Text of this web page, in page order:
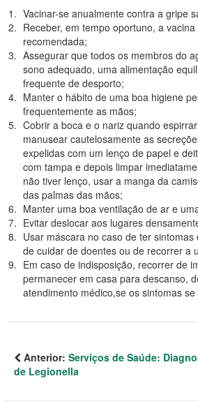
Vacinar-se anualmente contra a gripe
Receber, em tempo oportuno, a
recomendada;
Assegurar que todos os membros do
sono adequado, uma alimentação
frequente de desporto;
Manter o hábito de uma boa higiene
frequentemente as mãos;
Cobrir a boca e o nariz quando
manusear cautelosamente as
expelidas com um lenço de papel e
com tampa e depois limpar
não tiver lenço, usar a manga da
das palmas das mãos;
Manter uma boa ventilação de ar e
Evitar deslocar aos lugares
Usar máscara no caso de ter
de cuidar de doentes ou de recorrer a
Em caso de indisposição, recorrer de
permanecer em casa para descanso,
atendimento médico,se os sintomas
Anterior: Serviços de Saúde:
de Legionella